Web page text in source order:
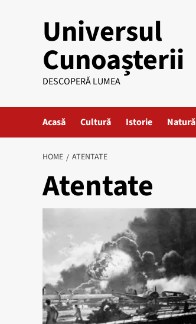
Universul
Cunoașterii
DESCOPERĂ LUMEA
Acasă Cultură Istorie Natură
HOME ATENTATE
Atentate